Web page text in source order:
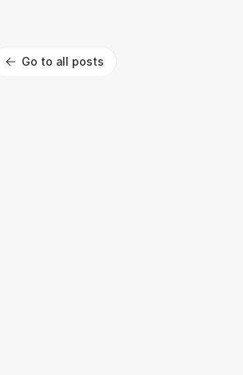
Go to all posts